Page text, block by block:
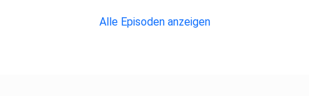
Alle Episoden anzeigen